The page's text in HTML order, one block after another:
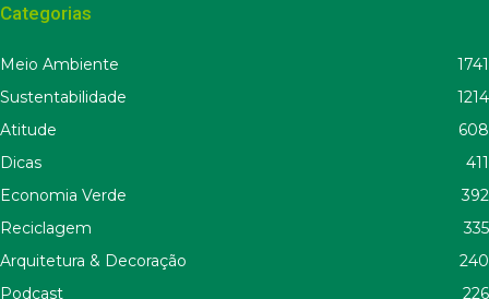
Categorias
Meio Ambiente
1741
Sustentabilidade
1214
Atitude
608
Dicas
411
Economia Verde
392
Reciclagem
335
Arquitetura & Decoração
240
Podcast
226